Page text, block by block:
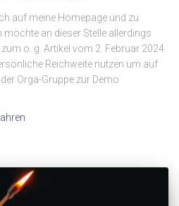
auf meine Homepage und zu
möchte an dieser Stelle allerdings
o. g. Artikel vom 2. Februar 2024
Reichweite nutzen um auf
Orga-Gruppe zur Demo